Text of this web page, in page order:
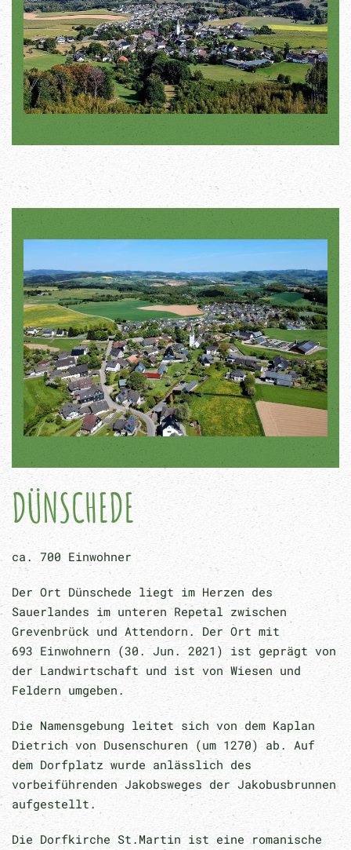
DÜNSCHEDE
ca. 700 Einwohner
Der Ort Dünschede liegt im Herzen des
Sauerlandes im unteren Repetal zwischen
Grevenbrück und Attendorn. Der Ort mit
693 Einwohnern (30. Jun. 2021) ist geprägt von
der Landwirtschaft und ist von Wiesen und
Feldern umgeben.
Die Namensgebung leitet sich von dem Kaplan
Dietrich von Dusenschuren (um 1270) ab. Auf
dem Dorfplatz wurde anlässlich des
vorbeiführenden Jakobsweges der Jakobusbrunnen
aufgestellt.
Die Dorfkirche St.Martin ist eine romanische